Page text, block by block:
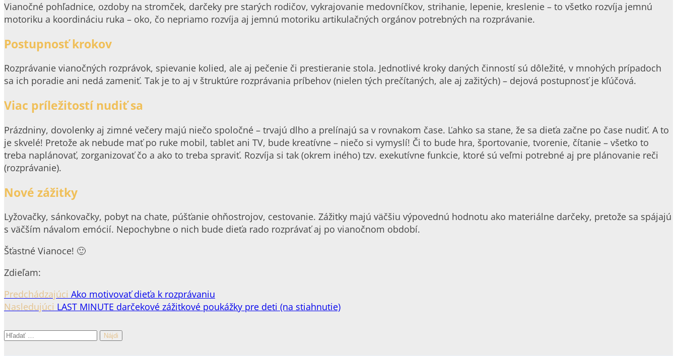
Vianočné pohľadnice, ozdoby na stromček, darčeky pre starých rodičov, vykrajovanie medovníčkov, strihanie, lepenie, kreslenie – to všetko rozvíja jemnú
motoriku a koordináciu ruka – oko, čo nepriamo rozvíja aj jemnú motoriku artikulačných orgánov potrebných na rozprávanie.
Postupnosť krokov
Rozprávanie vianočných rozprávok, spievanie kolied, ale aj pečenie či prestieranie stola. Jednotlivé kroky daných činností sú dôležité, v mnohých prípadoch
sa ich poradie ani nedá zameniť. Tak je to aj v štruktúre rozprávania príbehov (nielen tých prečítaných, ale aj zažitých) – dejová postupnosť je kľúčová.
Viac príležitostí nudiť sa
Prázdniny, dovolenky aj zimné večery majú niečo spoločné – trvajú dlho a prelínajú sa v rovnakom čase. Ľahko sa stane, že sa dieťa začne po čase nudiť. A to
je skvelé! Pretože ak nebude mať po ruke mobil, tablet ani TV, bude kreatívne – niečo si vymyslí! Či to bude hra, športovanie, tvorenie, čítanie – všetko to
treba naplánovať, zorganizovať čo a ako to treba spraviť. Rozvíja si tak (okrem iného) tzv. exekutívne funkcie, ktoré sú veľmi potrebné aj pre plánovanie reči
(rozprávanie).
Nové zážitky
Lyžovačky, sánkovačky, pobyt na chate, púšťanie ohňostrojov, cestovanie. Zážitky majú väčšiu výpovednú hodnotu ako materiálne darčeky, pretože sa spájajú
s väčším návalom emócií. Nepochybne o nich bude dieťa rado rozprávať aj po vianočnom období.
Šťastné Vianoce! 🙂
Zdieľam:
Predchádzajúci Ako motivovať dieťa k rozprávaniu
Nasledujúci LAST MINUTE darčekové zážitkové poukážky pre deti (na stiahnutie)
Hľadať: